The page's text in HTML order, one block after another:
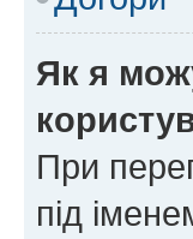
Як я
При
під